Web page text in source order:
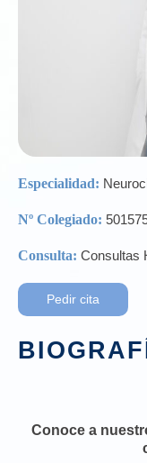
Especialidad:
Nº Colegiado:
Consulta: Consultas
Pedir cita
Conoce a